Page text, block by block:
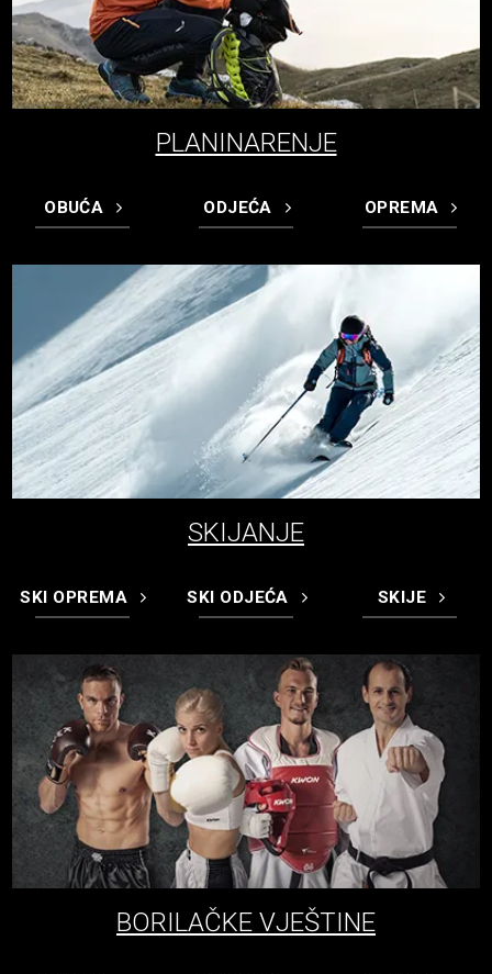
PLANINARENJE
OBUĆA ODJEĆA OPREMA
SKIJANJE
SKI OPREMA SKI ODJEĆA SKIJE
BORILAČKE VJEŠTINE